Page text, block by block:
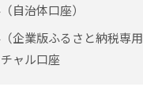
自治体口座）
企業版ふるさと納税専用
ャル口座